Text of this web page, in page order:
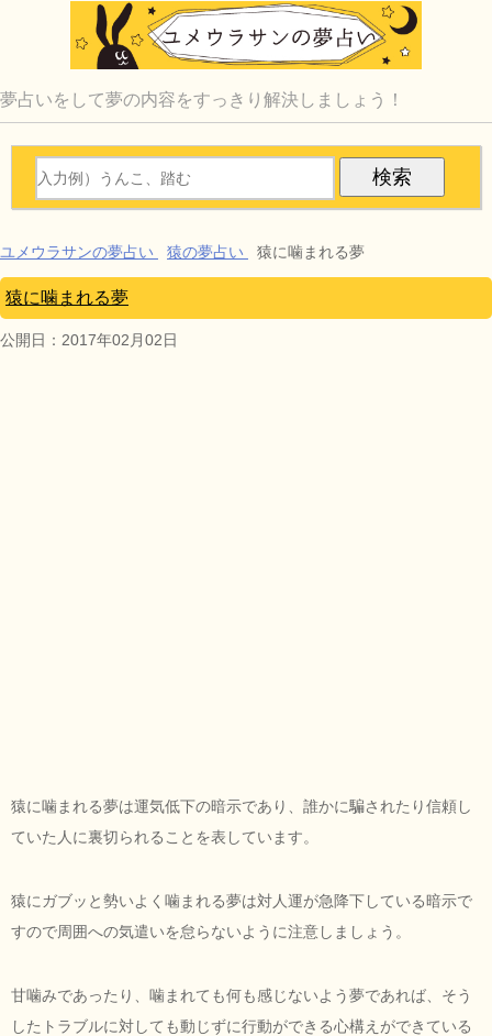
夢占いをして夢の内容をすっきり解決しましょう！
ユメウラサンの夢占い 猿の夢占い 猿に噛まれる夢
猿に噛まれる夢
公開日： 2017年02月02日
猿に噛まれる夢は運気低下の暗示であり、誰かに騙されたり信頼し
ていた人に裏切られることを表しています。
猿にガブッと勢いよく噛まれる夢は対人運が急降下している暗示で
すので周囲への気遣いを怠らないように注意しましょう。
甘噛みであったり、噛まれても何も感じないよう夢であれば、そう
したトラブルに対しても動じずに行動ができる心構えができている